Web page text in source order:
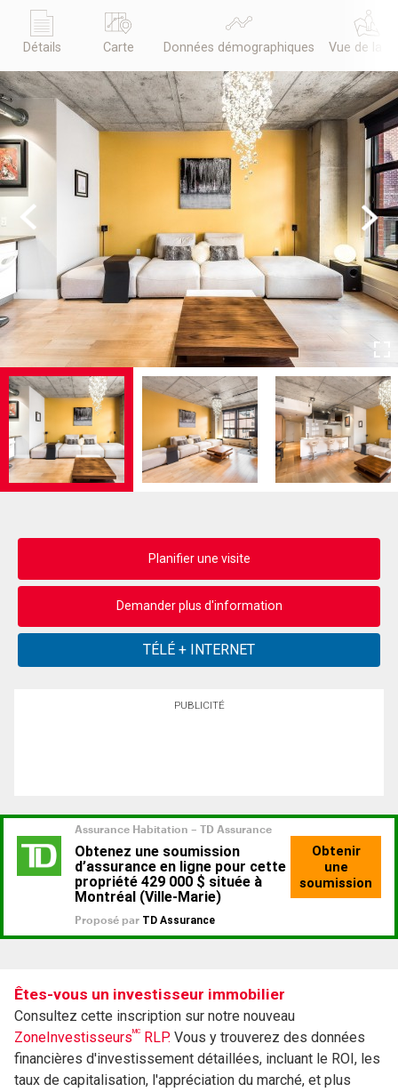
Détails Carte Données démographiques Vue de la
Previous Next
Planifier une visite
Demander plus d'information
PUBLICITÉ
Êtes-vous un investisseur immobilier
Consultez cette inscription sur notre nouveau
ZoneInvestisseursMC RLP. Vous y trouverez des données
financières d'investissement détaillées, incluant le ROI, les
taux de capitalisation, l'appréciation du marché, et plus